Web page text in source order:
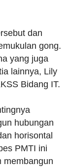
dan
gong.
yang juga
lainnya, Lily
Bidang IT.
hubungan
horisontal
PMTI ini
membangun